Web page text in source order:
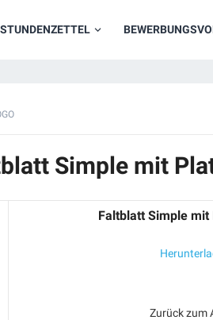
STUNDENZETTEL
Simple mit
Faltblatt Simple
Zurück zum